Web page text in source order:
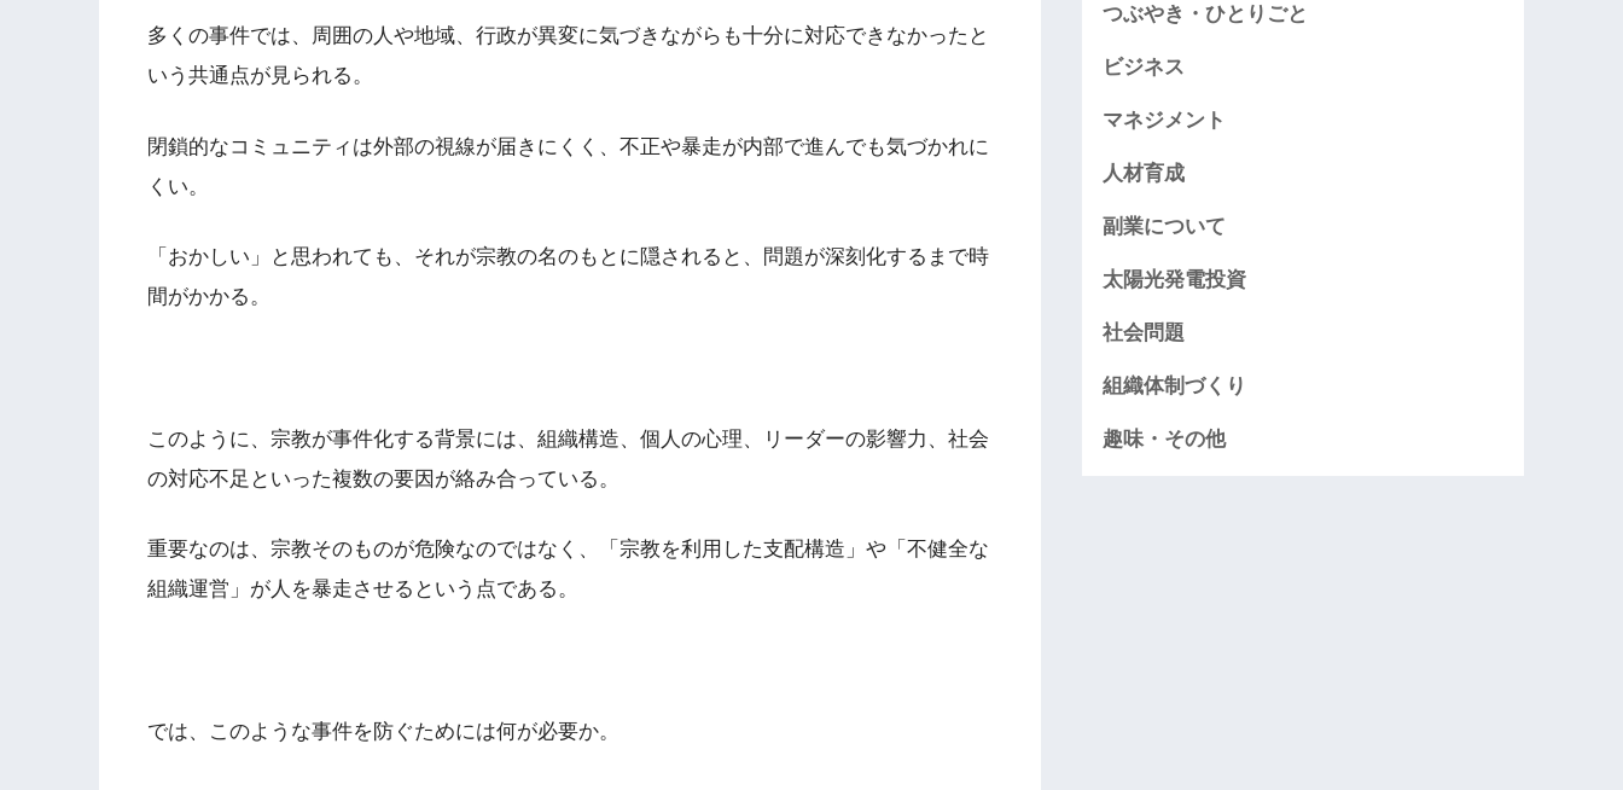
多くの事件では、周囲の人や地域、行政が異変に気づきながらも十分に対応できなかったと
いう共通点が見られる。
閉鎖的なコミュニティは外部の視線が届きにくく、不正や暴走が内部で進んでも気づかれに
くい。
「おかしい」と思われても、それが宗教の名のもとに隠されると、問題が深刻化するまで時
間がかかる。
このように、宗教が事件化する背景には、組織構造、個人の心理、リーダーの影響力、社会
の対応不足といった複数の要因が絡み合っている。
重要なのは、宗教そのものが危険なのではなく、「宗教を利用した支配構造」や「不健全な
組織運営」が人を暴走させるという点である。
では、このような事件を防ぐためには何が必要か。
つぶやき・ひとりごと
ビジネス
マネジメント
人材育成
副業について
太陽光発電投資
社会問題
組織体制づくり
趣味・その他